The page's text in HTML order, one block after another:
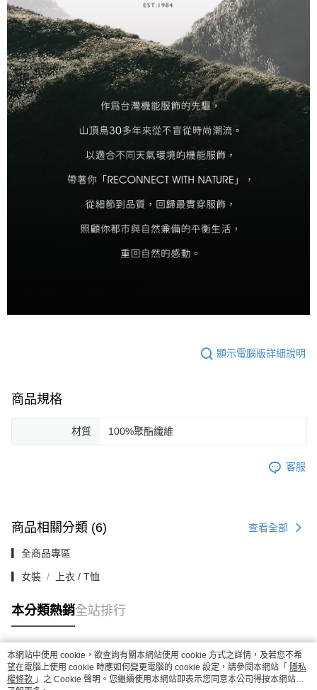
顯示電腦版詳細說明
商品規格
材質 100%聚酯纖維
客服
商品相關分類 (6) 查看全部
▎全商品專區
▎女裝 上衣 / T恤
本分類熱銷全站排行
熱門標籤
本網站中使用 cookie，欲查詢有關本網站使用 cookie 方式之詳情，及若您不希
望在電腦上使用 cookie 時應如何變更電腦的 cookie 設定，請參閱本網站「 隱私
權條款 」之 Cookie 聲明。您繼續使用本網站即表示您同意本公司得按本網站使